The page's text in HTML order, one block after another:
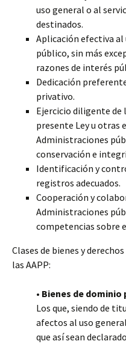
uso general o al
destinados.
Aplicación efectiva al
público, sin más
razones de interés
Dedicación
privativo.
Ejercicio diligente de
presente Ley u otras
Administraciones
conservación e
Identificación y
registros adecuados.
Cooperación y
Administraciones
competencias sobre
Clases de bienes y
las AAPP:
• Bienes de
Los que, siendo de
afectos al uso
que así sean